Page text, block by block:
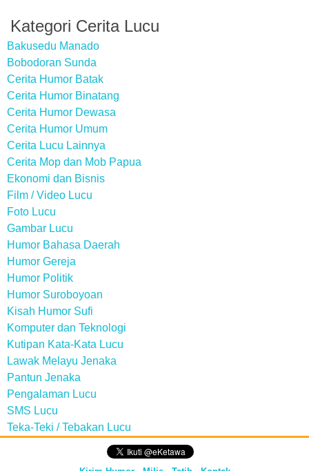
Kategori Cerita Lucu
Bakusedu Manado
Bobodoran Sunda
Cerita Humor Batak
Cerita Humor Binatang
Cerita Humor Dewasa
Cerita Humor Umum
Cerita Lucu Lainnya
Cerita Mop dan Mob Papua
Ekonomi dan Bisnis
Film / Video Lucu
Foto Lucu
Gambar Lucu
Humor Bahasa Daerah
Humor Gereja
Humor Politik
Humor Suroboyoan
Kisah Humor Sufi
Komputer dan Teknologi
Kutipan Kata-Kata Lucu
Lawak Melayu Jenaka
Pantun Jenaka
Pengalaman Lucu
SMS Lucu
Teka-Teki / Tebakan Lucu